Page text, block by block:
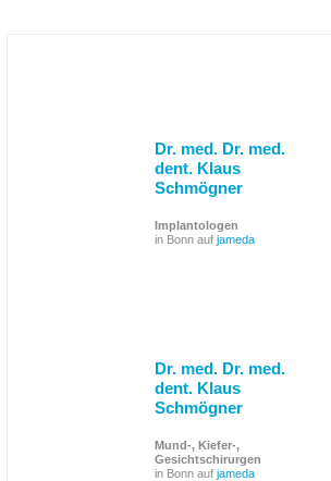
Dr. med. Dr. med.
dent. Klaus
Schmögner
Implantologen
in Bonn auf jameda
Dr. med. Dr. med.
dent. Klaus
Schmögner
Mund-, Kiefer-,
Gesichtschirurgen
in Bonn auf jameda